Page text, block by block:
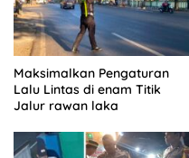
Maksimalkan Pengaturan
Lalu Lintas di enam Titik
Jalur rawan laka